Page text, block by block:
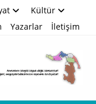
Kültür
Yazarlar İletişim